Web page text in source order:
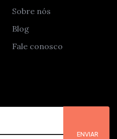
Sobre nós
Blog
Fale conosco
ENVIAR